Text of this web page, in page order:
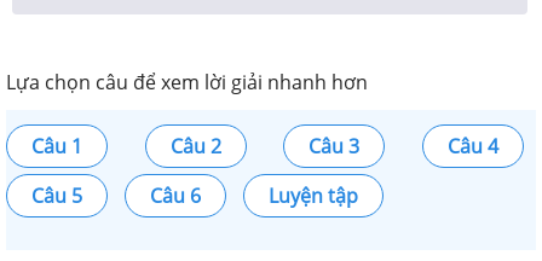
Lựa chọn câu để xem lời giải nhanh hơn
Câu 1 Câu 2 Câu 3
Câu 4
Câu 5
Câu 6 Luyện tập